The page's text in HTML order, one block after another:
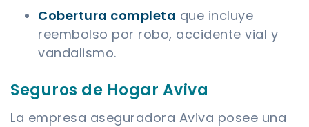
Cobertura completa que incluye
reembolso por robo, accidente vial y
vandalismo.
Seguros de Hogar Aviva
La empresa aseguradora Aviva posee una